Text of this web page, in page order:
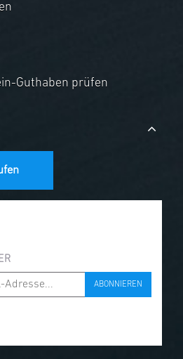
Guthaben prüfen
ABONNIEREN